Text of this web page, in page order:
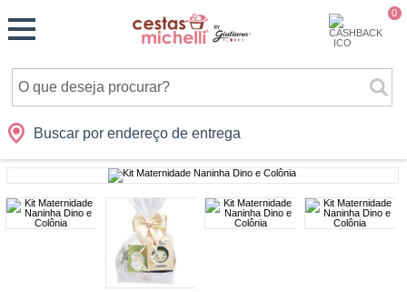
0
Buscar por endereço de entrega
Cidades Presentes Datas Shopping
Monte
sua
Cesta